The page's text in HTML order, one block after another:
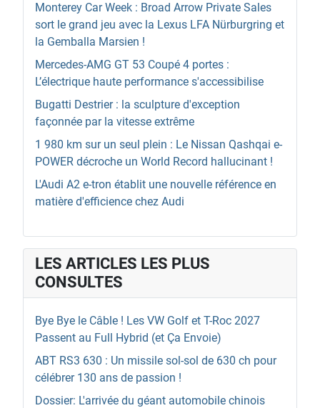
Monterey Car Week : Broad Arrow Private Sales
sort le grand jeu avec la Lexus LFA Nürburgring et
la Gemballa Marsien !
Mercedes-AMG GT 53 Coupé 4 portes :
L’électrique haute performance s'accessibilise
Bugatti Destrier : la sculpture d'exception
façonnée par la vitesse extrême
1 980 km sur un seul plein : Le Nissan Qashqai e-
POWER décroche un World Record hallucinant !
L'Audi A2 e-tron établit une nouvelle référence en
matière d'efficience chez Audi
LES ARTICLES LES PLUS
CONSULTES
Bye Bye le Câble ! Les VW Golf et T-Roc 2027
Passent au Full Hybrid (et Ça Envoie)
ABT RS3 630 : Un missile sol-sol de 630 ch pour
célébrer 130 ans de passion !
Dossier: L'arrivée du géant automobile chinois